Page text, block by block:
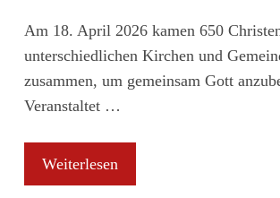
Am 18. April 2026 kamen 650
unterschiedlichen Kirchen und
zusammen, um gemeinsam Gott
Veranstaltet …
Weiterlesen